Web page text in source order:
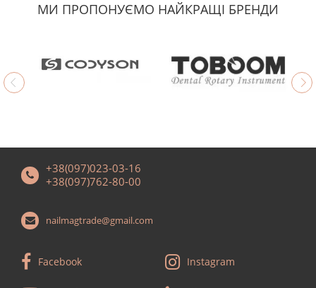
МИ ПРОПОНУЄМО НАЙКРАЩІ БРЕНДИ
+38(097)023-03-16
+38(097)762-80-00
nailmagtrade@gmail.com
Facebook Instagram